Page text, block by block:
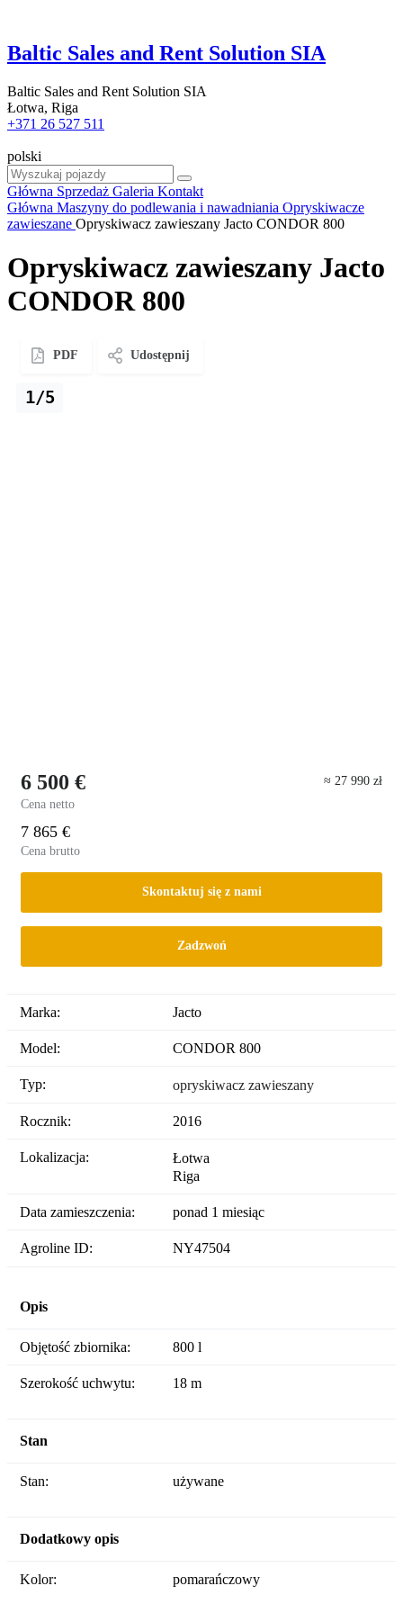
Baltic Sales and Rent Solution SIA
Baltic Sales and Rent Solution SIA
Łotwa, Riga
+371 26 527 511
polski
Główna Sprzedaż Galeria Kontakt
Główna Maszyny do podlewania i nawadniania Opryskiwacze
zawieszane Opryskiwacz zawieszany Jacto CONDOR 800
Opryskiwacz zawieszany Jacto
CONDOR 800
PDF Udostępnij
1/5
6 500 €
Cena netto
≈ 27 990 zł
7 865 €
Cena brutto
Skontaktuj się z nami
Zadzwoń
Marka: Jacto
Model: CONDOR 800
Typ: opryskiwacz zawieszany
Rocznik: 2016
Lokalizacja:
Łotwa
Riga
Data zamieszczenia: ponad 1 miesiąc
Agroline ID: NY47504
Opis
Objętość zbiornika: 800 l
Szerokość uchwytu: 18 m
Stan
Stan: używane
Dodatkowy opis
Kolor: pomarańczowy